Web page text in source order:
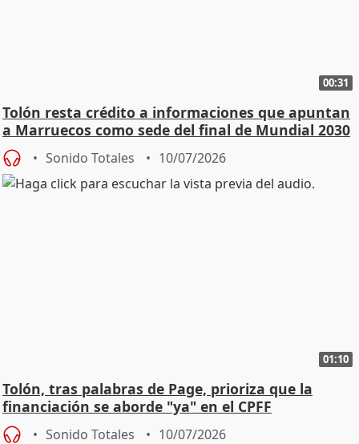
00:31
Tolón resta crédito a informaciones que apuntan
a Marruecos como sede del final de Mundial 2030
Sonido Totales 10/07/2026
01:10
Tolón, tras palabras de Page, prioriza que la
financiación se aborde "ya" en el CPFF
Sonido Totales 10/07/2026